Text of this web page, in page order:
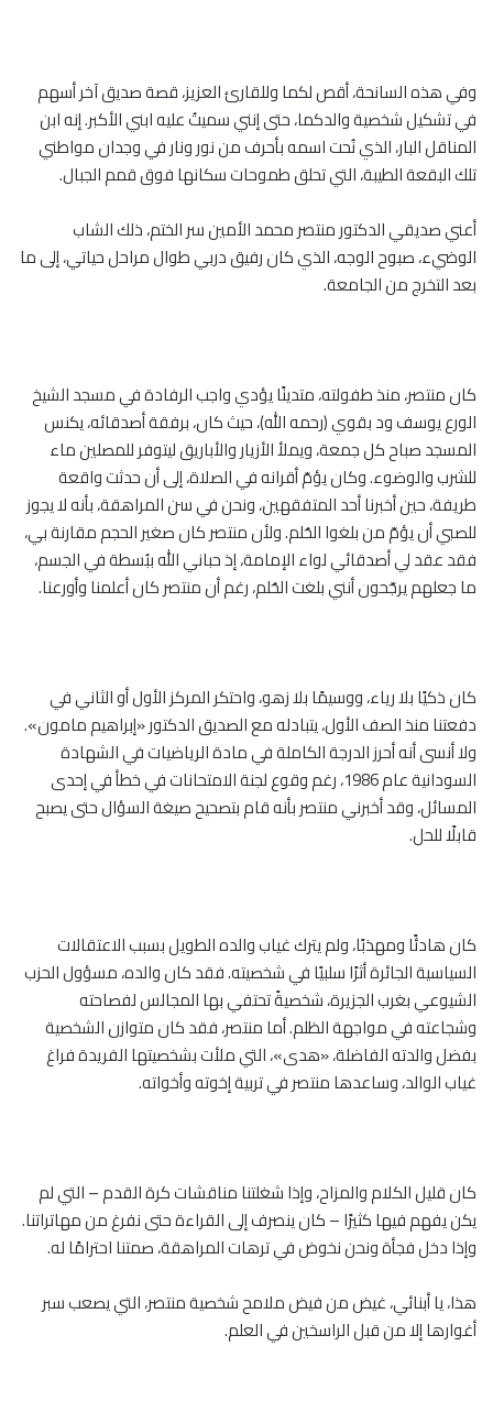
وفي هذه السانحة، أقص لكما وللقارئ العزيز، قصة صديق آخر أسهم
في تشكيل شخصية والدكما، حتى إنني سميتُ عليه ابني الأكبر. إنه ابن
المناقل البار، الذي نُحت اسمه بأحرف من نور ونار في وجدان مواطني
تلك البقعة الطيبة، التي تحلق طموحات سكانها فوق قمم الجبال.
أعني صديقي الدكتور منتصر محمد الأمين سر الختم، ذلك الشاب
الوضيء، صبوح الوجه، الذي كان رفيق دربي طوال مراحل حياتي، إلى ما
بعد التخرج من الجامعة.
كان منتصر، منذ طفولته، متدينًا يؤدي واجب الرفادة في مسجد الشيخ
الورع يوسف ود بقوي (رحمه الله)، حيث كان، برفقة أصدقائه، يكنس
المسجد صباح كل جمعة، ويملأ الأزيار والأباريق ليتوفر للمصلين ماء
للشرب والوضوء. وكان يؤمّ أقرانه في الصلاة، إلى أن حدثت واقعة
طريفة، حين أخبرنا أحد المتفقهين، ونحن في سن المراهقة، بأنه لا يجوز
للصبي أن يؤمّ من بلغوا الحُلم. ولأن منتصر كان صغير الحجم مقارنة بي،
فقد عقد لي أصدقائي لواء الإمامة، إذ حباني الله ببُسطة في الجسم،
ما جعلهم يرجّحون أنني بلغت الحُلم، رغم أن منتصر كان أعلمنا وأورعنا.
كان ذكيًا بلا رياء، ووسيمًا بلا زهو، واحتكر المركز الأول أو الثاني في
دفعتنا منذ الصف الأول، يتبادله مع الصديق الدكتور «إبراهيم مامون».
ولا أنسى أنه أحرز الدرجة الكاملة في مادة الرياضيات في الشهادة
السودانية عام 1986، رغم وقوع لجنة الامتحانات في خطأ في إحدى
المسائل، وقد أخبرني منتصر بأنه قام بتصحيح صيغة السؤال حتى يصبح
قابلًا للحل.
كان هادئًا ومهذبًا، ولم يترك غياب والده الطويل بسبب الاعتقالات
السياسية الجائرة أثرًا سلبيًا في شخصيته. فقد كان والده، مسؤول الحزب
الشيوعي بغرب الجزيرة، شخصيةً تحتفي بها المجالس لفصاحته
وشجاعته في مواجهة الظلم. أما منتصر، فقد كان متوازن الشخصية
بفضل والدته الفاضلة، «هدى»، التي ملأت بشخصيتها الفريدة فراغ
غياب الوالد، وساعدها منتصر في تربية إخوته وأخواته.
كان قليل الكلام والمزاح، وإذا شغلتنا مناقشات كرة القدم – التي لم
يكن يفهم فيها كثيرًا – كان ينصرف إلى القراءة حتى نفرغ من مهاتراتنا.
وإذا دخل فجأة ونحن نخوض في ترهات المراهقة، صمتنا احترامًا له.
هذا، يا أبنائي، غيض من فيض ملامح شخصية منتصر، التي يصعب سبر
أغوارها إلا من قبل الراسخين في العلم.